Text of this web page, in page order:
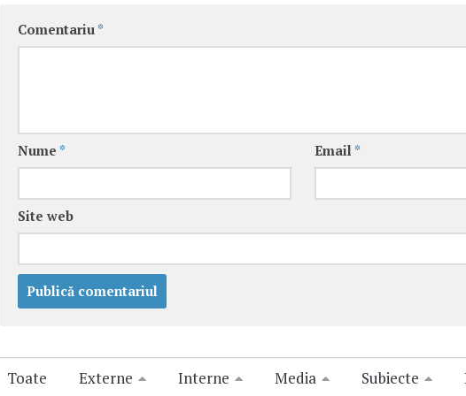
Comentariu *
Nume * Email *
Site web
Toate Externe Interne Media Subiecte